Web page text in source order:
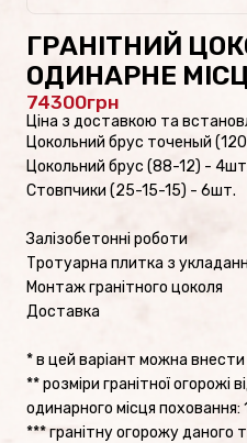
Скульптури зі скла/
Пам’ятники зі скла
ФОТОКАТАЛОГ
Пам’ятники військовим
Пам’ятники №2
Пам’ятники №1
Цоколі
ГРАНІТНИЙ
ОДИНАРНЕ
74300
Ціна з доставкою та
Цокольний брус точеный
Цокольний брус (88-12) -
Стовпчики (25-15-15) - 6шт.
Залізобетонні роботи
Тротуарна плитка з
Монтаж гранітного цоколя
Доставка
* в цей варіант можна внести
** розміри гранітної огорожі
одинарного місця
*** гранітну огорожу